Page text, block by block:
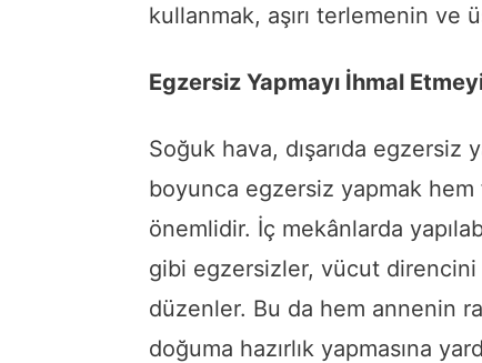
kullanmak, aşırı terlemenin ve
Egzersiz Yapmayı İhmal
Soğuk hava, dışarıda egzersiz
boyunca egzersiz yapmak
önemlidir. İç mekânlarda
gibi egzersizler, vücut direncini
düzenler. Bu da hem annenin
doğuma hazırlık yapmasına